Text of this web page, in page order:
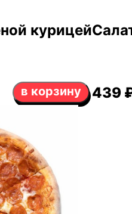
курицей
в корзину 439